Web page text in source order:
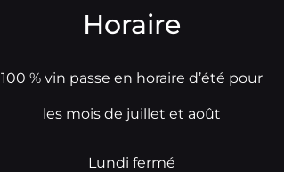
Horaire
100 % vin passe en horaire d’été pour
les mois de juillet et août
Lundi fermé